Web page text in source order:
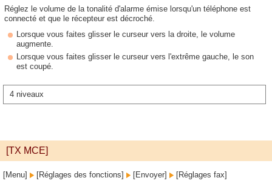
Réglez le volume de la tonalité d'alarme émise lorsqu'un téléphone est
connecté et que le récepteur est décroché.
Lorsque vous faites glisser le curseur vers la droite, le volume
augmente.
Lorsque vous faites glisser le curseur vers l'extrême gauche, le son
est coupé.
4 niveaux
[TX MCE]
[Menu] [Réglages des fonctions] [Envoyer] [Réglages fax]